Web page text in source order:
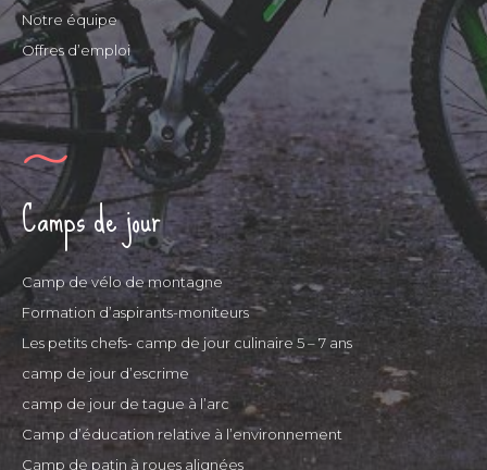
Notre équipe
Offres d’emploi
Camps de jour
Camp de vélo de montagne
Formation d’aspirants-moniteurs
Les petits chefs- camp de jour culinaire 5 – 7 ans
camp de jour d’escrime
camp de jour de tague à l’arc
Camp d’éducation relative à l’environnement
Camp de patin à roues alignées